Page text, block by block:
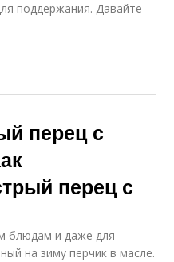
поддержания. Давайте
перец с
перец с
блюдам и даже для
на зиму перчик в масле.